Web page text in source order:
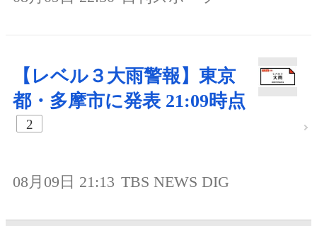
【レベル３大雨警報】東京
都・多摩市に発表 21:09時点
2
08月09日 21:13 TBS NEWS DIG